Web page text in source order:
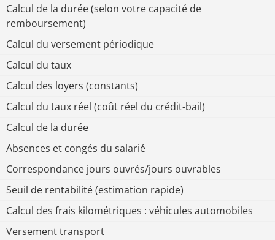
Calcul de la durée (selon votre capacité de
remboursement)
Calcul du versement périodique
Calcul du taux
Calcul des loyers (constants)
Calcul du taux réel (coût réel du crédit-bail)
Calcul de la durée
Absences et congés du salarié
Correspondance jours ouvrés/jours ouvrables
Seuil de rentabilité (estimation rapide)
Calcul des frais kilométriques : véhicules automobiles
Versement transport